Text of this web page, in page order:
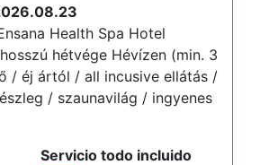
Health Spa Hotel
hétvége Hévízen (min. 3
/ éj ártól / all incusive ellátás /
/ szaunavilág / ingyenes
Servicio todo incluido